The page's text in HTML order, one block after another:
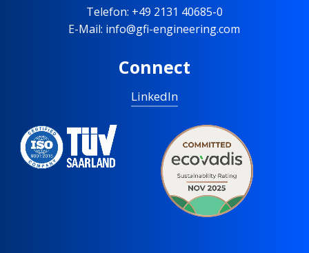
Telefon: +49 2131 40685-0
E-Mail: info@gfi-engineering.com
Connect
LinkedIn